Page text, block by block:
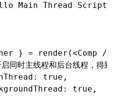
Main Thread Script</
} = render (<Comp />
同时主线程和后台线程，得到
true,
true,